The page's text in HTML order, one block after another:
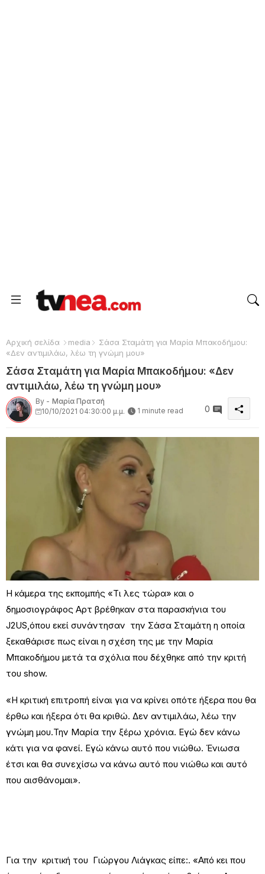
Αρχική σελίδα media
Σάσα Σταμάτη για Μαρία Μπακοδήμου:
«Δεν αντιμιλάω, λέω τη γνώμη μου»
Σάσα Σταμάτη για Μαρία Μπακοδήμου: «Δεν
αντιμιλάω, λέω τη γνώμη μου»
By - Μαρία Πρατσή
10/10/2021 04:30:00 μ.μ.
1 minute read 0
H κάμερα της εκπομπής «Τι λες τώρα» και ο
δημοσιογράφος Αρτ βρέθηκαν στα παρασκήνια του
J2US,όπου εκεί συνάντησαν την Σάσα Σταμάτη η οποία
ξεκαθάρισε πως είναι η σχέση της με την Μαρία
Μπακοδήμου μετά τα σχόλια που δέχθηκε από την κριτή
του show.
«Η κριτική επιτροπή είναι για να κρίνει οπότε ήξερα που θα
έρθω και ήξερα ότι θα κριθώ. Δεν αντιμιλάω, λέω την
γνώμη μου.Την Μαρία την ξέρω χρόνια. Εγώ δεν κάνω
κάτι για να φανεί. Εγώ κάνω αυτό που νιώθω. Ένιωσα
έτσι και θα συνεχίσω να κάνω αυτό που νιώθω και αυτό
που αισθάνομαι».
Για την κριτική του Γιώργου Λιάγκας είπε:. «Από κει που